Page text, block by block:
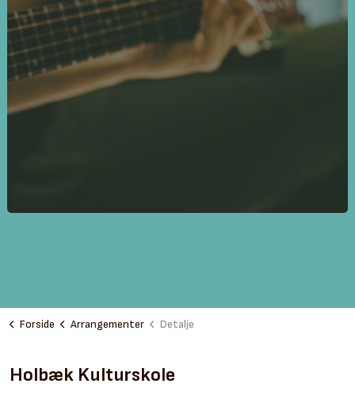
Forside Arrangementer Detalje
Holbæk Kulturskole